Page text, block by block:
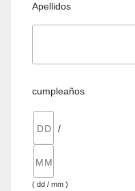
Apellidos
cumpleaños
/
( dd / mm )